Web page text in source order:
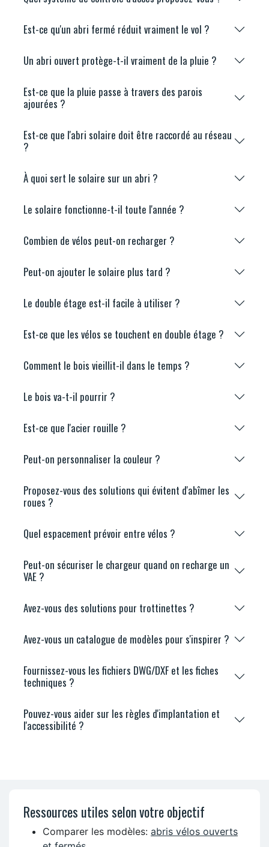
Est-ce qu'un abri fermé réduit vraiment le vol ?
Un abri ouvert protège-t-il vraiment de la pluie ?
Est-ce que la pluie passe à travers des parois
ajourées ?
Est-ce que l'abri solaire doit être raccordé au réseau
?
À quoi sert le solaire sur un abri ?
Le solaire fonctionne-t-il toute l'année ?
Combien de vélos peut-on recharger ?
Peut-on ajouter le solaire plus tard ?
Le double étage est-il facile à utiliser ?
Est-ce que les vélos se touchent en double étage ?
Comment le bois vieillit-il dans le temps ?
Le bois va-t-il pourrir ?
Est-ce que l'acier rouille ?
Peut-on personnaliser la couleur ?
Proposez-vous des solutions qui évitent d'abîmer les
roues ?
Quel espacement prévoir entre vélos ?
Peut-on sécuriser le chargeur quand on recharge un
VAE ?
Avez-vous des solutions pour trottinettes ?
Avez-vous un catalogue de modèles pour s'inspirer ?
Fournissez-vous les fichiers DWG/DXF et les fiches
techniques ?
Pouvez-vous aider sur les règles d'implantation et
l'accessibilité ?
Ressources utiles selon votre objectif
Comparer les modèles: abris vélos ouverts